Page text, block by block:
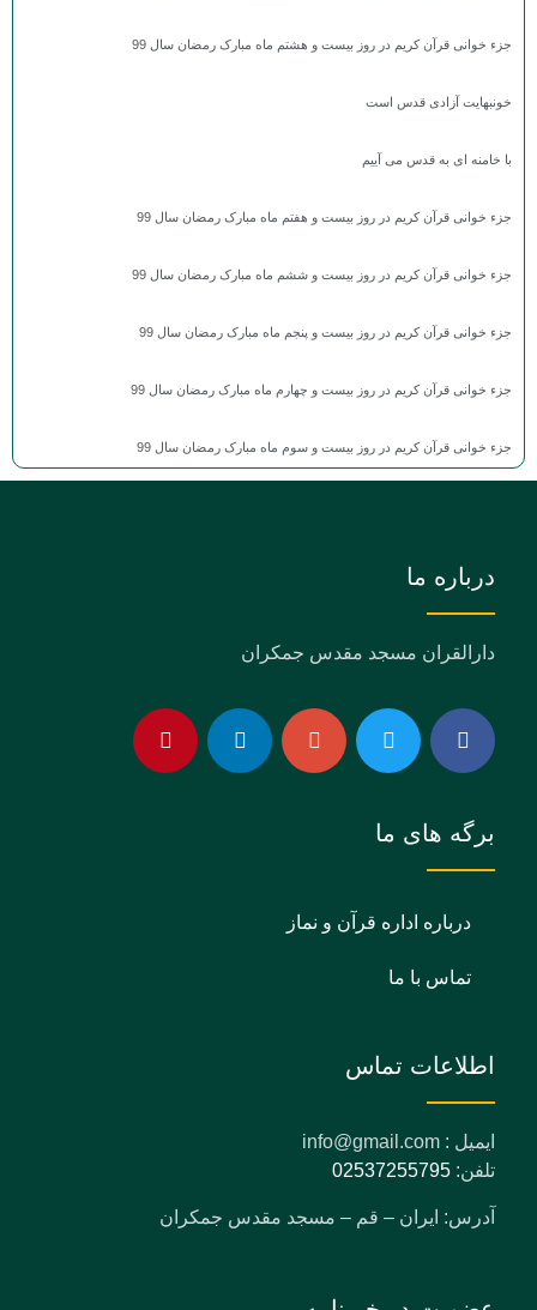
جزء خوانی قرآن کریم در روز بیست و هشتم ماه مبارک رمضان سال 99
خونبهایت آزادی قدس است
با خامنه ای به قدس می آییم
جزء خوانی قرآن کریم در روز بیست و هفتم ماه مبارک رمضان سال 99
جزء خوانی قرآن کریم در روز بیست و ششم ماه مبارک رمضان سال 99
جزء خوانی قرآن کریم در روز بیست و پنجم ماه مبارک رمضان سال 99
جزء خوانی قرآن کریم در روز بیست و چهارم ماه مبارک رمضان سال 99
جزء خوانی قرآن کریم در روز بیست و سوم ماه مبارک رمضان سال 99
درباره ما
دارالقران مسجد مقدس جمکران
برگه های ما
درباره اداره قرآن و نماز
تماس با ما
اطلاعات تماس
ایمیل : info@gmail.com
تلفن:02537255795
آدرس: ایران – قم – مسجد مقدس جمکران